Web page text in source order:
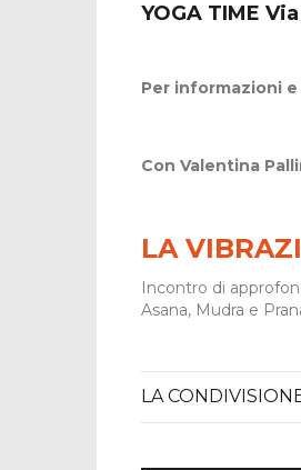
YOGA TIME
Per informazioni
Con Valentina
LA
Incontro di
Asana, Mudra e
LA